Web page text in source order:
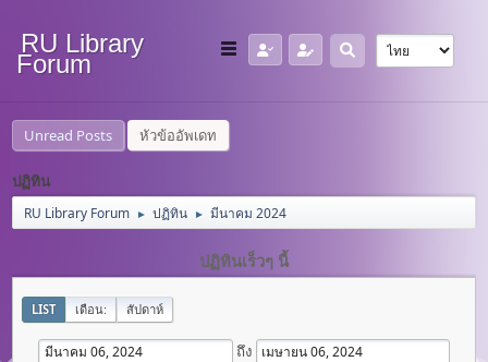
RU Library
Forum
Unread Posts หัวข้ออัพเดท
ปฏิทิน
RU Library Forum ► ปฏิทิน ► มีนาคม 2024
ปฏิทินเร็วๆ นี้
LIST เดือน: สัปดาห์
ถึง